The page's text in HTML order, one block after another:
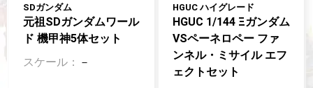
SDガンダム
元祖SDガンダムワール
ド 機甲神5体セット
－
HGUC ハイグレード
HGUC 1/144 Ξガンダム
VSペーネロペー ファ
ンネル・ミサイル エフ
ェクトセット